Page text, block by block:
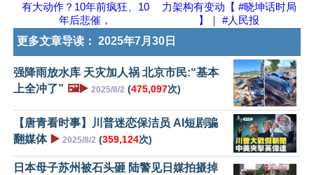
有大动作？10年前疯狂、10
年后悲催，
力架构有变动【 #晓坤话时局
】｜ #人民报
更多文章导读： 2025年7月30日
强降雨放水库 天灾加人祸 北京市民:“基本
上全冲了” 🖼️▶️ 2025/8/2 (475,097次)
【唐青看时事】川普迷恋保洁员 AI短剧骗
翻媒体 ▶️ 2025/8/2 (359,124次)
日本母子苏州被石头砸 陆警见日媒拍摄掉